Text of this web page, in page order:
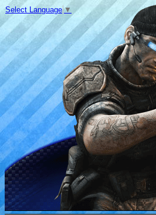
Select Language ▼